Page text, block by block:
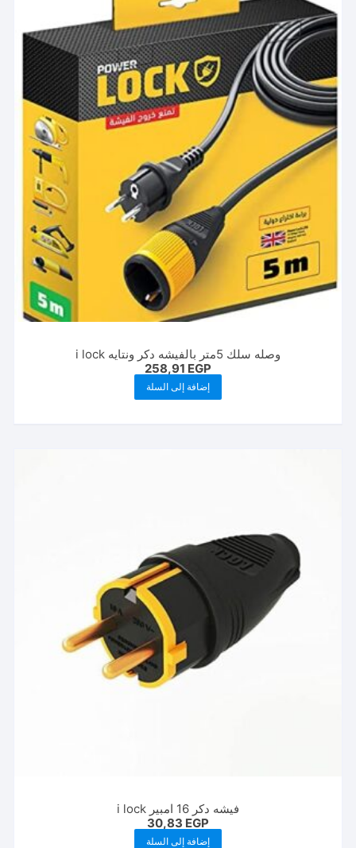
وصله سلك 5متر بالفيشه دكر ونتايه i lock
258,91 EGP
إضافة إلى السلة
فيشه دكر 16 امبير i lock
30,83 EGP
إضافة إلى السلة